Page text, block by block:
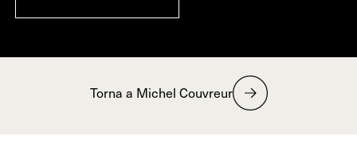
Torna a Michel Couvreur